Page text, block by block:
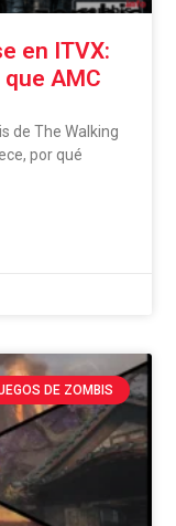
en ITVX:
AMC
de The Walking
por qué
DE ZOMBIS